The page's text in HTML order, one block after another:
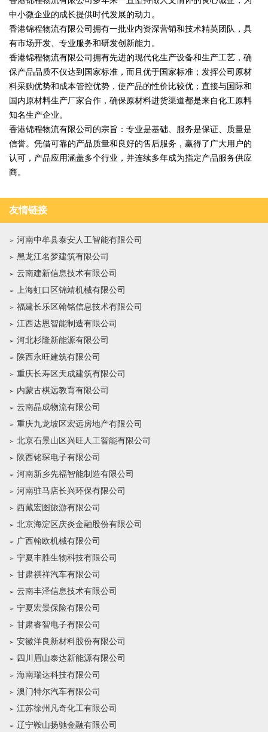
中小微企业的成长提供时代发展的动力。
香港锦程物流有限公司拥有一批业内资深营销和技术精英团队，具
有市场开发、专业服务和研发创新能力。
香港锦程物流有限公司拥有先进的现代化生产设备和生产工艺，确
保产品品质不仅达到国家标准，而且优于国家标准；发挥公司原材
料采购优势和成本管控优势，使产品的性价比较优；直接与国际和
国内原材料生产厂家合作，确保原材料进货渠道都是来自化工原料
知名生产企业。
香港锦程物流有限公司的宗旨：专业是基础、服务是保证、质量是
信誉。凭借可靠的产品质量和良好的售后服务，赢得了广大用户的
认可，产品应用涵盖多个行业，并连续多年成为指定产品服务供应
商。
友情链接
河南中牟县泰安人工智能有限公司
黑龙江名梦建筑有限公司
云南建新信息技术有限公司
上海虹口区锦靖机械有限公司
福建长乐区翰铭信息技术有限公司
江西达恩智能制造有限公司
河北杉隆新能源有限公司
陕西永旺建筑有限公司
重庆长寿区天成建筑有限公司
内蒙古棋远教育有限公司
云南晶成物流有限公司
重庆九龙坡区宏远房地产有限公司
北京石景山区兴旺人工智能有限公司
陕西铭琛电子有限公司
河南新乡先福智能制造有限公司
河南驻马店长兴环保有限公司
西藏宏图旅游有限公司
北京海淀区庆炎金融股份有限公司
广西翰欧机械有限公司
宁夏丰胜生物科技有限公司
甘肃祺祥汽车有限公司
云南丰泽信息技术有限公司
宁夏宏景保险有限公司
甘肃睿智电子有限公司
安徽洋良新材料股份有限公司
四川眉山泰达新能源有限公司
海南瑞达科技有限公司
澳门特尔汽车有限公司
江苏徐州凡奇化工有限公司
辽宁鞍山扬驰金融有限公司